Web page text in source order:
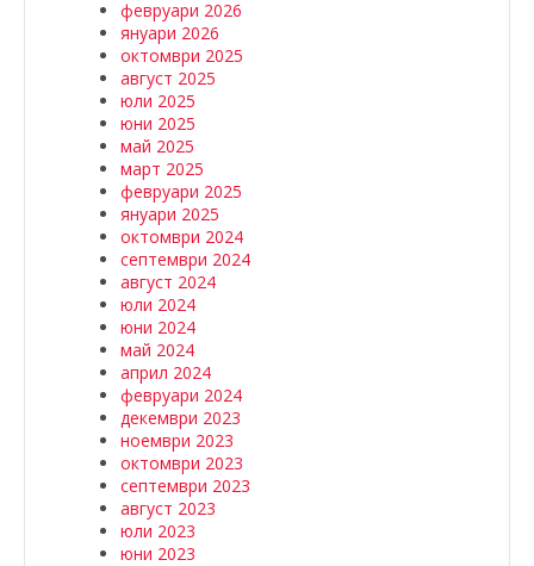
февруари 2026
януари 2026
октомври 2025
август 2025
юли 2025
юни 2025
май 2025
март 2025
февруари 2025
януари 2025
октомври 2024
септември 2024
август 2024
юли 2024
юни 2024
май 2024
април 2024
февруари 2024
декември 2023
ноември 2023
октомври 2023
септември 2023
август 2023
юли 2023
юни 2023